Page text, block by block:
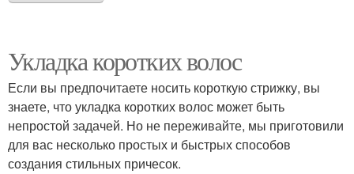
Укладка коротких волос
Если вы предпочитаете носить короткую стрижку, вы
знаете, что укладка коротких волос может быть
непростой задачей. Но не переживайте, мы приготовили
для вас несколько простых и быстрых способов
создания стильных причесок.